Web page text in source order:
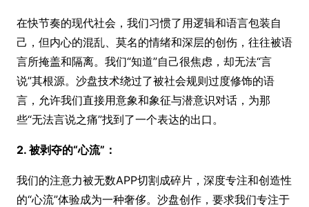
在快节奏的现代社会，我们习惯了用逻辑和语言包装自
己，但内心的混乱、莫名的情绪和深层的创伤，往往被语
言所掩盖和隔离。我们“知道”自己很焦虑，却无法“言
说”其根源。沙盘技术绕过了被社会规则过度修饰的语
言，允许我们直接用意象和象征与潜意识对话，为那
些“无法言说之痛”找到了一个表达的出口。
2. 被剥夺的“心流”：
我们的注意力被无数APP切割成碎片，深度专注和创造性
的“心流”体验成为一种奢侈。沙盘创作，要求我们专注于